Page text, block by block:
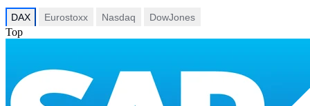
DAX Eurostoxx Nasdaq DowJones
Top